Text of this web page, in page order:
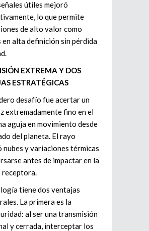
útiles mejoró
lo que permite
de alto valor como
en alta definición sin pérdida
EXTREMA Y DOS
ESTRATÉGICAS
desafío fue acertar un
extremadamente fino en el
aguja en movimiento desde
del planeta. El rayo
nubes y variaciones térmicas
antes de impactar en la
receptora.
tiene dos ventajas
La primera es la
al ser una transmisión
y cerrada, interceptar los